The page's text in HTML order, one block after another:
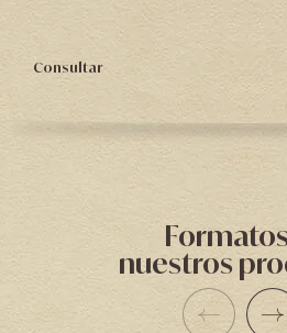
Consultar
nuestros